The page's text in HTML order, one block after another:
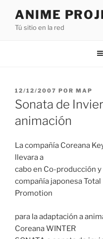
contenido
ANIME
Tú sitio en la red
PUBLICADO
EL
12/12/2007 POR MAP
Sonata de
animación
La compañía Coreana
llevara a
cabo en Co-producción
compañía japonesa Total
Promotion
para la adaptación a
Coreana WINTER